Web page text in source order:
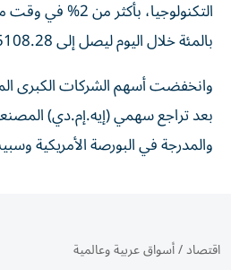
بالمئة خلال اليوم ‌ليصل إلى 85108.28 نقطة.
وانخفضت أسهم الشركات الكبرى
بعد تراجع سهمي (إيه.إم.دي) المصنعة
والمدرجة في البورصة الأمريكية
اقتصاد/أسواق عربية وعالمية